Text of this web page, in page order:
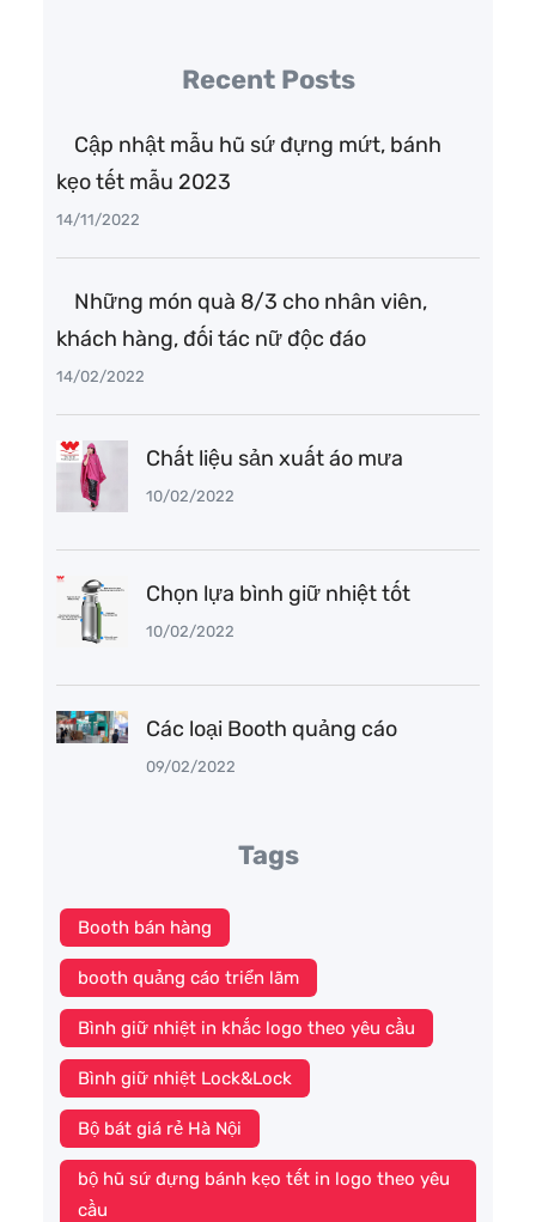
Recent Posts
Cập nhật mẫu hũ sứ đựng mứt, bánh
kẹo tết mẫu 2023
14/11/2022
Những món quà 8/3 cho nhân viên,
khách hàng, đối tác nữ độc đáo
14/02/2022
Chất liệu sản xuất áo mưa
10/02/2022
Chọn lựa bình giữ nhiệt tốt
10/02/2022
Các loại Booth quảng cáo
09/02/2022
Tags
Booth bán hàng
booth quảng cáo triển lãm
Bình giữ nhiệt in khắc logo theo yêu cầu
Bình giữ nhiệt Lock&Lock
Bộ bát giá rẻ Hà Nội
bộ hũ sứ đựng bánh kẹo tết in logo theo yêu
cầu